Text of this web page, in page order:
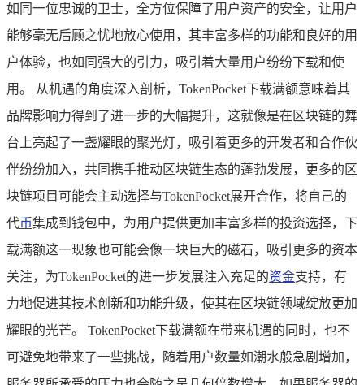
如同一位忠诚的卫士，全方位保障了用户资产的安全，让用户
能够毫无后顾之忧地放心使用，其丰富多样的功能和良好的用
户体验，也如同强大的引力，吸引着大量用户纷纷下载和使
用。 从机遇的角度深入剖析，TokenPocket下载满额意味着其
品牌影响力得到了进一步的大幅提升，这就像是在区块链的舞
台上亮起了一盏耀眼的聚光灯，吸引着更多的开发者和合作伙
伴纷纷加入，共同携手推动区块链生态的蓬勃发展，更多的区
块链项目可能会主动选择与TokenPocket展开合作，将自己的
代币集成到钱包中，为用户提供更加丰富多样的投资选择，下
载满额这一现象也可能会像一块巨大的磁石，吸引更多的资本
关注，为TokenPocket的进一步发展注入充足的资金支持，有
力地促进其技术创新和功能升级，使其在区块链领域绽放更加
耀眼的光芒。 TokenPocket下载满额在带来机遇的同时，也不
可避免地带来了一些挑战，随着用户数量如潮水般急剧增加，